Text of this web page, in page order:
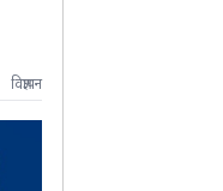
विज्ञापन